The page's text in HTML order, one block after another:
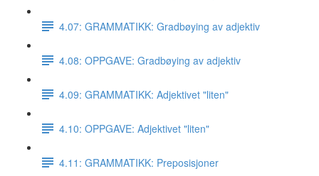
4.07: GRAMMATIKK: Gradbøying av adjektiv
4.08: OPPGAVE: Gradbøying av adjektiv
4.09: GRAMMATIKK: Adjektivet "liten"
4.10: OPPGAVE: Adjektivet "liten"
4.11: GRAMMATIKK: Preposisjoner